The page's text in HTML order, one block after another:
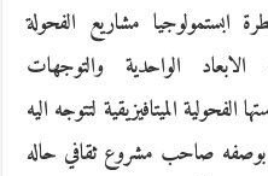
ابستمولوجيا مشاريع الفحولة
الابعاد الواحدية والتوجهات
الميتافيزيقية لتتوجه اليه
بوصفه صاحب مشروع ثقافي حاله